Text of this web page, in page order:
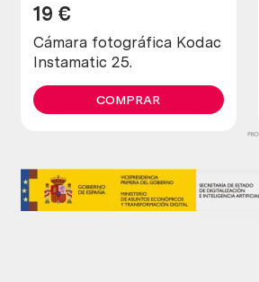
Cámara fotográfica Kodac
Instamatic 25.
19 €
COMPRAR